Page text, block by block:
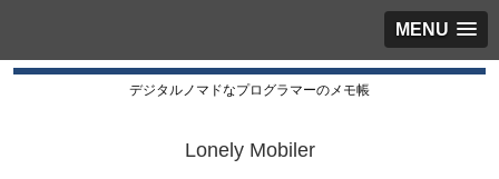
MENU
デジタルノマドなプログラマーのメモ帳
Lonely Mobiler